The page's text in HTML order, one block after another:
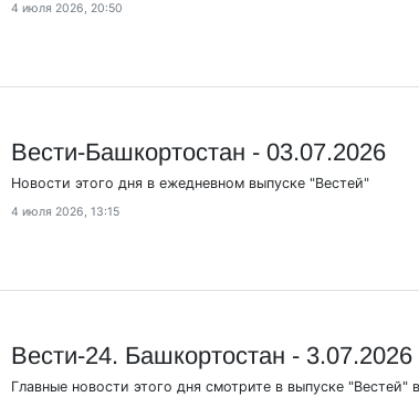
4 июля 2026, 20:50
Вести-Башкортостан - 03.07.2026
Новости этого дня в ежедневном выпуске "Вестей"
4 июля 2026, 13:15
Вести-24. Башкортостан - 3.07.2026
Главные новости этого дня смотрите в выпуске "Вестей"